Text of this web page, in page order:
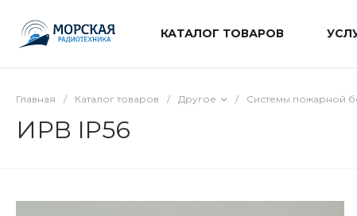
КАТАЛОГ ТОВАРОВ
Главная / Каталог товаров / Другое / Системы пожарной
ИРВ IP56